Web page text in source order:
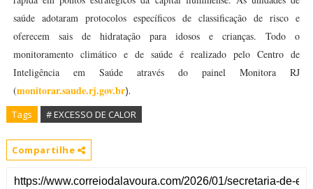
saúde adotaram protocolos específicos de classificação de risco e
oferecem sais de hidratação para idosos e crianças. Todo o
monitoramento climático e de saúde é realizado pelo Centro de
Inteligência em Saúde através do painel Monitora RJ
(monitorar.saude.rj.gov.br).
Tags # EXCESSO DE CALOR
Compartilhe